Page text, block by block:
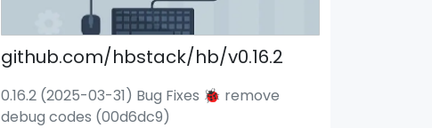
github.com/hbstack/hb/v0.16.2
0.16.2 (2025-03-31) Bug Fixes 🐞 remove
debug codes (00d6dc9)